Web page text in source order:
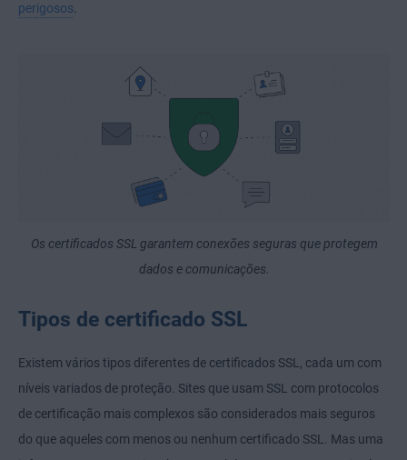
perigosos.
Os certificados SSL garantem conexões seguras que protegem
dados e comunicações.
Tipos de certificado SSL
Existem vários tipos diferentes de certificados SSL, cada um com
níveis variados de proteção. Sites que usam SSL com protocolos
de certificação mais complexos são considerados mais seguros
do que aqueles com menos ou nenhum certificado SSL. Mas uma